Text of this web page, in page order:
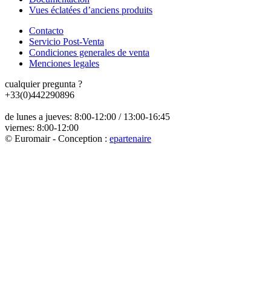
Vues éclatées d’anciens produits
Contacto
Servicio Post-Venta
Condiciones generales de venta
Menciones legales
cualquier pregunta ?
+33(0)442290896
de lunes a jueves: 8:00-12:00 / 13:00-16:45
viernes: 8:00-12:00
© Euromair - Conception : epartenaire